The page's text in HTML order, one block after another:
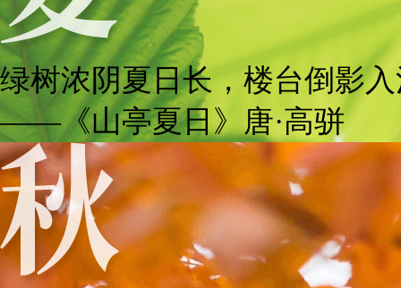
绿树浓阴夏日长，楼台倒影
——《山亭夏日》唐·高骈